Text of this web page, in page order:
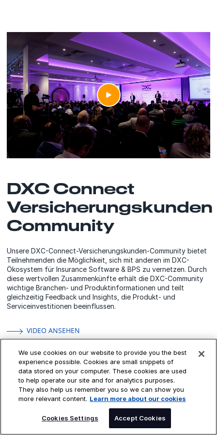
DXC Connect
Versicherungskunden
Community
Unsere DXC-Connect-Versicherungskunden-Community bietet
Teilnehmenden die Möglichkeit, sich mit anderen im DXC-
Ökosystem für Insurance Software & BPS zu vernetzen. Durch
diese wertvollen Zusammenkünfte erhält die DXC-Community
wichtige Branchen- und Produktinformationen und teilt
gleichzeitig Feedback und Insights, die Produkt- und
Serviceinvestitionen beeinflussen.
VIDEO ANSEHEN
Häufig gestellte
Fragen zu DXC im
We use cookies on our website to provide you the best
experience possible. Cookies are small snippets of
data stored on your computer. These cookies are used
to help operate our site and for analytics purposes.
They also help us remember you so we can show you
more relevant content. Learn more about our cookies
Cookies Settings Accept Cookies